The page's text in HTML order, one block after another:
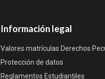
Información legal
Valores matrículas Derechos
Protección de datos
Reglamentos Estudiantiles